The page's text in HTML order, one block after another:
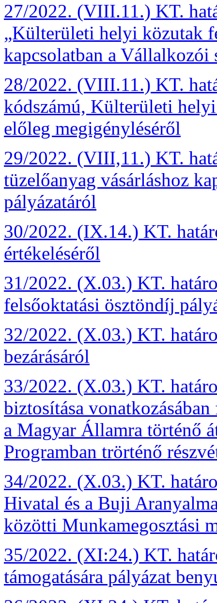
27/2022. (VIII.11.) KT.
„Külterületi helyi közutak
kapcsolatban a Vállalkozói
28/2022. (VIII.11.) KT.
kódszámú, Külterületi
előleg megigényléséről
29/2022. (VIII,11.) KT.
tüzelőanyag vásárláshoz
pályázatáról
30/2022. (IX.14.) KT.
értékeléséről
31/2022. (X.03.) KT.
felsőoktatási ösztöndíj
32/2022. (X.03.) KT.
bezárásáról
33/2022. (X.03.) KT.
biztosítása
a Magyar Államra történő
Programban trörténő
34/2022. (X.03.) KT.
Hivatal és a Buji
közötti Munkamegosztási
35/2022. (XI:24.) KT.
támogatására pályázat